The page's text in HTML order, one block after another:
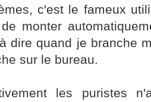
c'est le fameux
monter
dire quand je branche
sur le bureau.
les puristes